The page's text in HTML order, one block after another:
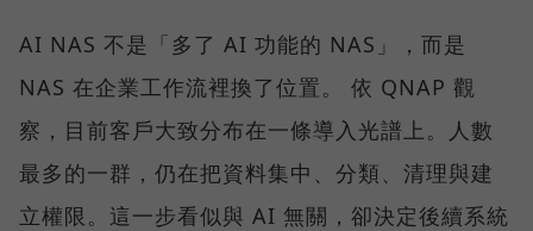
AI NAS 不是「多了 AI 功能的 NAS」，而是
NAS 在企業工作流裡換了位置。 依 QNAP 觀
察，目前客戶大致分布在一條導入光譜上。人數
最多的一群，仍在把資料集中、分類、清理與建
立權限。這一步看似與 AI 無關，卻決定後續系統